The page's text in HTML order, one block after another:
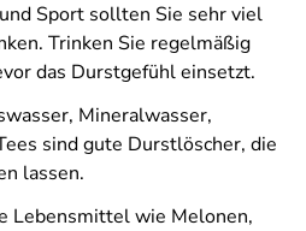
Sport sollten Sie sehr viel
Trinken Sie regelmäßig
das Durstgefühl einsetzt.
Mineralwasser,
sind gute Durstlöscher, die
lassen.
Lebensmittel wie Melonen,